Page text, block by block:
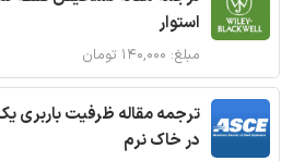
استوار
مبلغ: ۱۴۰,۰۰۰ تومان
ترجمه مقاله ظرفیت باربری
در خاک نرم